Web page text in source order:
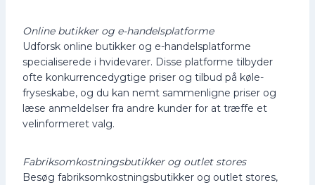
Online butikker og e-handelsplatforme
Udforsk online butikker og e-handelsplatforme
specialiserede i hvidevarer. Disse platforme tilbyder
ofte konkurrencedygtige priser og tilbud på køle-
fryseskabe, og du kan nemt sammenligne priser og
læse anmeldelser fra andre kunder for at træffe et
velinformeret valg.
Fabriksomkostningsbutikker og outlet stores
Besøg fabriksomkostningsbutikker og outlet stores,